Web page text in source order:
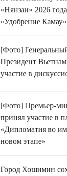
«Нянзан» 2026
«Удобрение Камау»
[Фото]
Президент
участие в
[Фото] Премьер-
принял участие в
«Дипломатия во
новом этапе»
Город Хошимин